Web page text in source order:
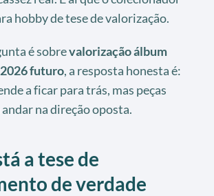
hobby de tese de valorização.
é sobrevalorização álbum
futuro, a resposta honesta é:
a ficar para trás, mas peças
na direção oposta.
a tese de
de verdade